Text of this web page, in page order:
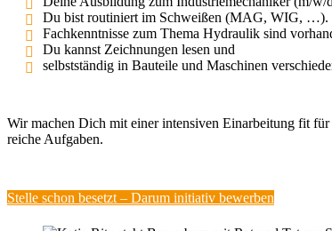
Du bist routi­niert im Schweißen (MAG, WIG, …).
Fachkennt­nisse zum Thema Hydraulik sind
Du kannst Zeich­nungen lesen und
selbst­ständig in Bauteile und Maschinen
Wir machen Dich mit einer inten­siven Einar­beitung fit
reiche Aufgaben.
Stelle schon besetzt – Darum initiativ bewerben